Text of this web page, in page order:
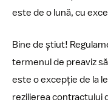
este de o lună, cu
Bine de știut!
termenul de preaviz
este o excepție de la
rezilierea contractului